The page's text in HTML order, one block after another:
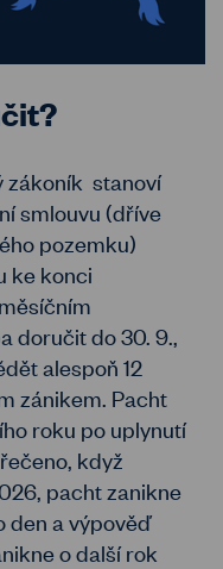
zákoník stanoví
smlouvu (dříve
pozemku)
ke konci
doručit do 30. 9.,
alespoň 12
zánikem. Pacht
roku po uplynutí
když
pacht zanikne
den a výpověď
o další rok